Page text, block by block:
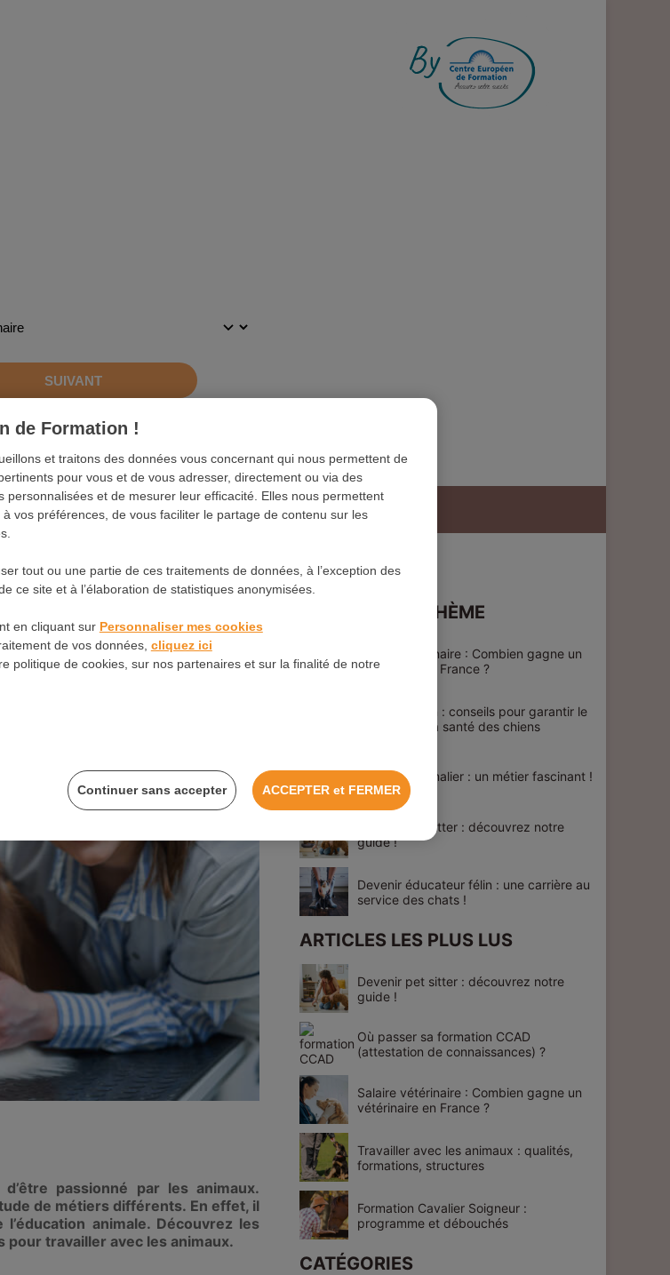
Santé Contact
passionné par les animaux.
de métiers différents. En effet, il
animale. Découvrez les
travailler avec les animaux.
SUR LE MÊME THÈME
Salaire vétérinaire : Combien gagne un
vétérinaire en France ?
Élevage chien : conseils pour garantir le
bien-être et la santé des chiens
Soigneur animalier : un métier fascinant !
Devenir pet sitter : découvrez notre
guide !
Devenir éducateur félin : une carrière au
service des chats !
ARTICLES LES PLUS LUS
Devenir pet sitter : découvrez notre
guide !
Où passer sa formation CCAD
(attestation de connaissances) ?
Salaire vétérinaire : Combien gagne un
vétérinaire en France ?
Travailler avec les animaux : qualités,
formations, structures
Formation Cavalier Soigneur :
programme et débouchés
CATÉGORIES
de Formation !
et traitons des données vous concernant qui nous permettent de
pour vous et de vous adresser, directement ou via des
personnalisées et de mesurer leur efficacité. Elles nous permettent
vos préférences, de vous faciliter le partage de contenu sur les
tout ou une partie de ces traitements de données, à l’exception des
ce site et à l’élaboration de statistiques anonymisées.
en cliquant sur Personnaliser mes cookies
de vos données, cliquez ici
politique de cookies, sur nos partenaires et sur la finalité de notre
Continuer sans accepter ACCEPTER et FERMER